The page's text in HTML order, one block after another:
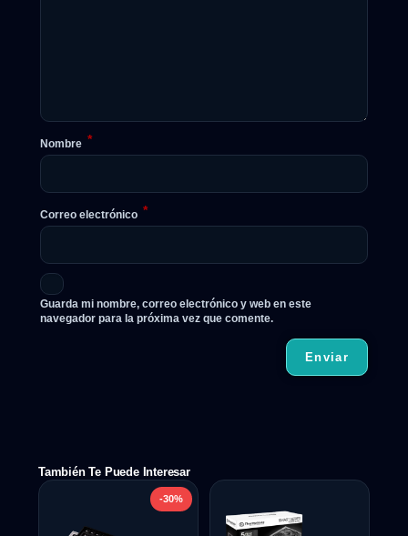
Nombre *
Correo electrónico *
Guarda mi nombre, correo electrónico y web en este
navegador para la próxima vez que comente.
También Te Puede Interesar
-30%